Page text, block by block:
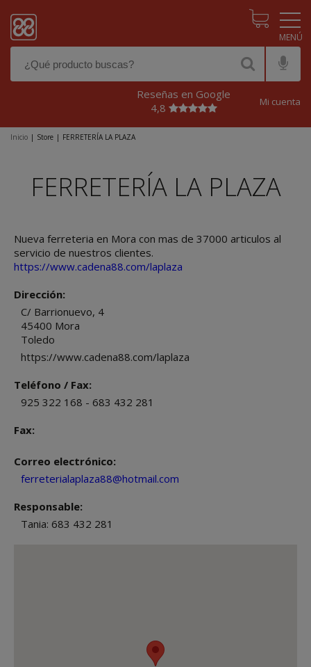
Reseñas en Google
4,8
Mi cuenta
Inicio | Store | FERRETERÍA LA PLAZA
FERRETERÍA LA PLAZA
Nueva ferreteria en Mora con mas de 37000 articulos al
servicio de nuestros clientes.
https://www.cadena88.com/laplaza
Dirección:
C/ Barrionuevo, 4
45400 Mora
Toledo
https://www.cadena88.com/laplaza
Teléfono / Fax:
925 322 168 - 683 432 281
Fax:
Correo electrónico:
ferreterialaplaza88@hotmail.com
Responsable:
Tania: 683 432 281